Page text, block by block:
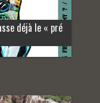
déjà le « pré